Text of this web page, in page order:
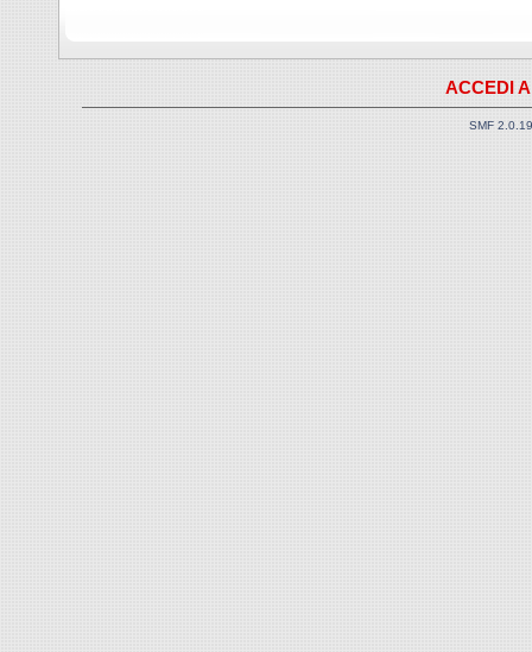
ACCEDI
SMF 2.0.19